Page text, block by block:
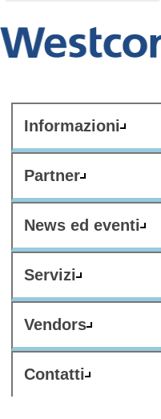
Informazioni
Partner
News ed eventi
Servizi
Vendors
Contatti